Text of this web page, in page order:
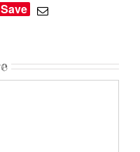
Save Email